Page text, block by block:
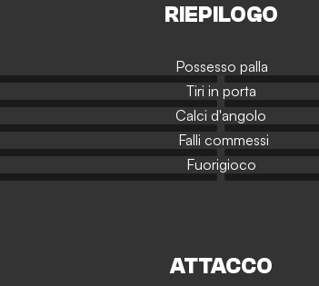
RIEPILOGO
Possesso palla
Tiri in porta
Calci d'angolo
Falli commessi
Fuorigioco
ATTACCO